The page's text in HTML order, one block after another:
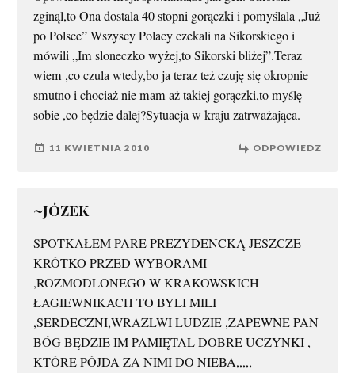
zginąl,to Ona dostala 40 stopni gorączki i pomyślala „Już
po Polsce” Wszyscy Polacy czekali na Sikorskiego i
mówili „Im sloneczko wyżej,to Sikorski bliżej”.Teraz
wiem ,co czula wtedy,bo ja teraz też czuję się okropnie
smutno i chociaż nie mam aż takiej gorączki,to myślę
sobie ,co będzie dalej?Sytuacja w kraju zatrważająca.
11 KWIETNIA 2010 ODPOWIEDZ
~JÓZEK
SPOTKAŁEM PARE PREZYDENCKĄ JESZCZE
KRÓTKO PRZED WYBORAMI
,ROZMODLONEGO W KRAKOWSKICH
ŁAGIEWNIKACH TO BYLI MILI
,SERDECZNI,WRAZLWI LUDZIE ,ZAPEWNE PAN
BÓG BĘDZIE IM PAMIĘTAL DOBRE UCZYNKI ,
KTÓRE PÓJDA ZA NIMI DO NIEBA,,,,,